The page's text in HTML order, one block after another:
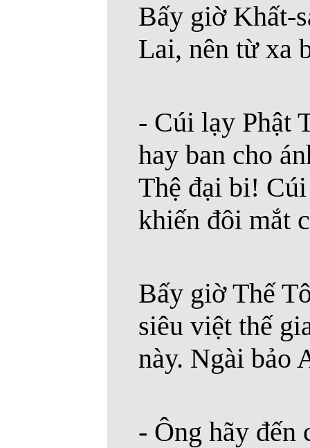
Bấy giờ Khất-
Lai, nên từ xa
- Cúi lạy Phật
hay ban cho
Thệ đại bi!
khiến đôi mắt
Bấy giờ Thế
siêu việt thế
này. Ngài bảo
- Ông hãy đến